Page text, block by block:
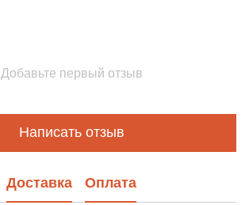
Добавьте первый отзыв
Написать отзыв
Доставка Оплата